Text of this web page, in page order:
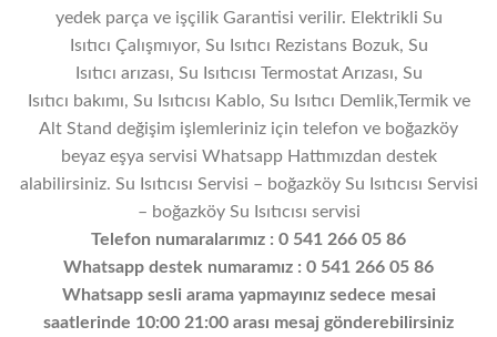
yedek parça ve işçilik Garantisi verilir. Elektrikli Su
Isıtıcı Çalışmıyor, Su Isıtıcı RezistansBozuk, Su
Isıtıcı arızası, Su Isıtıcısı TermostatArızası, Su
Isıtıcı bakımı, Su Isıtıcısı Kablo, Su Isıtıcı Demlik,Termik ve
Alt Stand değişim işlemleriniz için telefon ve boğazköy
beyaz eşya servisi Whatsapp Hattımızdan destek
alabilirsiniz. Su Isıtıcısı Servisi – boğazköy Su Isıtıcısı Servisi
– boğazköy Su Isıtıcısı servisi
Telefon numaralarımız : 0 541 266 05 86
Whatsapp destek numaramız : 0 541 266 05 86
Whatsapp sesli arama yapmayınız sedece mesai
saatlerinde 10:00 21:00 arası mesaj gönderebilirsiniz